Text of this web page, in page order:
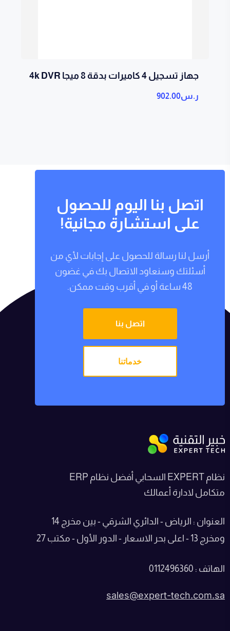
جهاز تسجيل 4 كاميرات بدقة 8 ميجا 4k DVR
ر.س902.00
اتصل بنا اليوم للحصول
على استشارة مجانية!
أرسل لنا رسالة للحصول على إجابات لأي من
أسئلتك وسنعاود الاتصال بك في غضون
48 ساعة أو في أقرب وقت ممكن.
اتصل بنا
خدماتنا
نظام EXPERT السحابي أفضل نظام ERP
متكامل لادارة أعمالك
العنوان : الرياض - الدائري الشرقي - بين مخرج 14
ومخرج 13 - اعلى بحر الاسعار - الدور الأول - مكتب 27
الهاتف : 0112496360
sales@expert-tech.com.sa